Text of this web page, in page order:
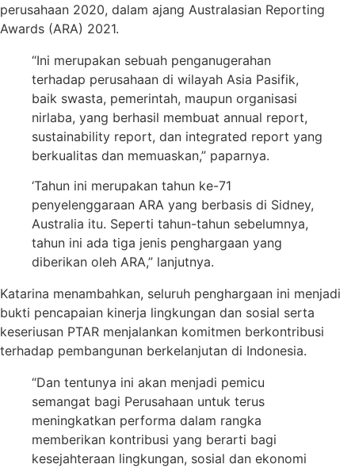
perusahaan 2020, dalam ajang Australasian Reporting
Awards (ARA) 2021.
“Ini merupakan sebuah penganugerahan
terhadap perusahaan di wilayah Asia Pasifik,
baik swasta, pemerintah, maupun organisasi
nirlaba, yang berhasil membuat annual report,
sustainability report, dan integrated report yang
berkualitas dan memuaskan,” paparnya.
‘Tahun ini merupakan tahun ke-71
penyelenggaraan ARA yang berbasis di Sidney,
Australia itu. Seperti tahun-tahun sebelumnya,
tahun ini ada tiga jenis penghargaan yang
diberikan oleh ARA,” lanjutnya.
Katarina menambahkan, seluruh penghargaan ini menjadi
bukti pencapaian kinerja lingkungan dan sosial serta
keseriusan PTAR menjalankan komitmen berkontribusi
terhadap pembangunan berkelanjutan di Indonesia.
“Dan tentunya ini akan menjadi pemicu
semangat bagi Perusahaan untuk terus
meningkatkan performa dalam rangka
memberikan kontribusi yang berarti bagi
kesejahteraan lingkungan, sosial dan ekonomi